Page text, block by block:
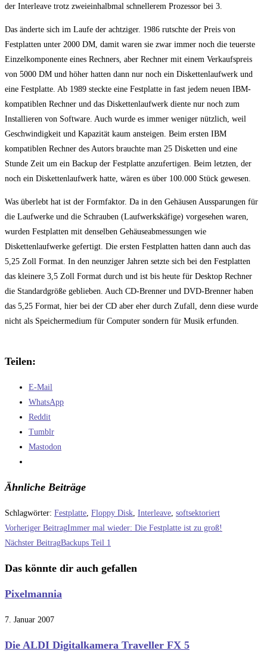
der Interleave trotz zweieinhalbmal schnellerem Prozessor bei 3.
Das änderte sich im Laufe der achtziger. 1986 rutschte der Preis von
Festplatten unter 2000 DM, damit waren sie zwar immer noch die teuerste
Einzelkomponente eines Rechners, aber Rechner mit einem Verkaufspreis
von 5000 DM und höher hatten dann nur noch ein Diskettenlaufwerk und
eine Festplatte. Ab 1989 steckte eine Festplatte in fast jedem neuen IBM-
kompatiblen Rechner und das Diskettenlaufwerk diente nur noch zum
Installieren von Software. Auch wurde es immer weniger nützlich, weil
Geschwindigkeit und Kapazität kaum ansteigen. Beim ersten IBM
kompatiblen Rechner des Autors brauchte man 25 Disketten und eine
Stunde Zeit um ein Backup der Festplatte anzufertigen. Beim letzten, der
noch ein Diskettenlaufwerk hatte, wären es über 100.000 Stück gewesen.
Was überlebt hat ist der Formfaktor. Da in den Gehäusen Aussparungen für
die Laufwerke und die Schrauben (Laufwerkskäfige) vorgesehen waren,
wurden Festplatten mit denselben Gehäuseabmessungen wie
Diskettenlaufwerke gefertigt. Die ersten Festplatten hatten dann auch das
5,25 Zoll Format. In den neunziger Jahren setzte sich bei den Festplatten
das kleinere 3,5 Zoll Format durch und ist bis heute für Desktop Rechner
die Standardgröße geblieben. Auch CD-Brenner und DVD-Brenner haben
das 5,25 Format, hier bei der CD aber eher durch Zufall, denn diese wurde
nicht als Speichermedium für Computer sondern für Musik erfunden.
Teilen:
E-Mail
WhatsApp
Reddit
Tumblr
Mastodon
Ähnliche Beiträge
Schlagwörter: Festplatte Floppy Disk Interleave softsektoriert
Weitere
Artikel
ansehen
Vorheriger BeitragImmer mal wieder: Die Festplatte ist zu groß!
Nächster BeitragBackups Teil 1
Das könnte dir auch gefallen
Pixelmannia
7. Januar 2007
Die ALDI Digitalkamera Traveller FX 5